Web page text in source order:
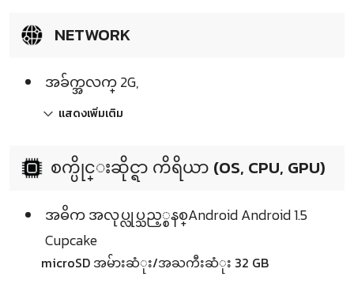
NETWORK
အခ်က္အလက္ 2G,
แสดงเพิ่มเติม
စက္ပိုင္းဆိုင္ရာ ကိရိယာ (OS, CPU, GPU)
အဓိက အလုပ္လုပ္သည့္စနစ္Android Android 1.5
Cupcake
microSD အမ်ားဆံုး/အႀကီးဆံုး 32 GB